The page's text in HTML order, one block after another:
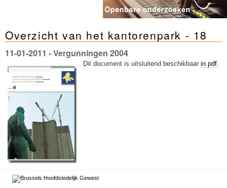
Overzicht van het kantorenpark - 18
11-01-2011 - Vergunningen 2004
Dit document is uitsluitend beschikbaar in pdf.